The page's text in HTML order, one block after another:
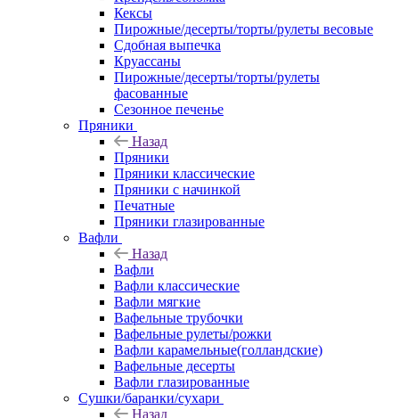
Кексы
Пирожные/десерты/торты/рулеты весовые
Сдобная выпечка
Круассаны
Пирожные/десерты/торты/рулеты
фасованные
Сезонное печенье
Пряники
Назад
Пряники
Пряники классические
Пряники с начинкой
Печатные
Пряники глазированные
Вафли
Назад
Вафли
Вафли классические
Вафли мягкие
Вафельные трубочки
Вафельные рулеты/рожки
Вафли карамельные(голландские)
Вафельные десерты
Вафли глазированные
Сушки/баранки/сухари
Назад